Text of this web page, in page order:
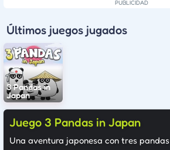
Últimos juegos jugados
3 Pandas in
Japan
Juego 3 Pandas in Japan
Una aventura japonesa con tres pandas